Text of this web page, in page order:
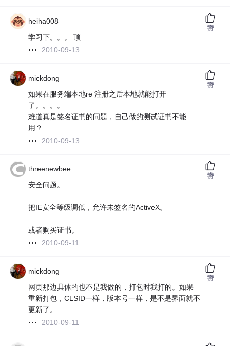
heiha008
学习下。。。 顶
2010-09-13
赞
mickdong
如果在服务端本地re 注册之后本地就能打开
了。。。。
难道真是签名证书的问题，自己做的测试证书不能
用？
2010-09-13
赞
threenewbee
安全问题。
把IE安全等级调低，允许未签名的ActiveX。
或者购买证书。
2010-09-11
赞
mickdong
网页那边具体的也不是我做的，打包时我打的。如果
重新打包，CLSID一样，版本号一样，是不是界面就不
更新了。
2010-09-11
赞